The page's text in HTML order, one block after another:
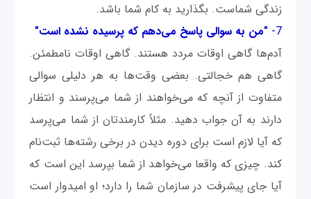
زندگی شماست. بگذارید به کام شما باشد.
7- "من به سوالی پاسخ می‌دهم که پرسیده نشده‌ است"
آدم‌ها گاهی اوقات مردد هستند. گاهی اوقات نامطمئن.
گاهی هم خجالتی. بعضی وقت‌ها به هر دلیلی سوالی
متفاوت از آنچه که می‌خواهند از شما می‌پرسند و انتظار
دارند به آن جواب دهید. مثلاً کارمندتان از شما می‌پرسد
که آیا لازم است برای دوره دیدن در برخی رشته‌ها ثبت‌نام
کند. چیزی که واقعا می‌خواهد از شما بپرسد این است که
آیا جای پیشرفت در سازمان شما را دارد؛ او امیدوار است